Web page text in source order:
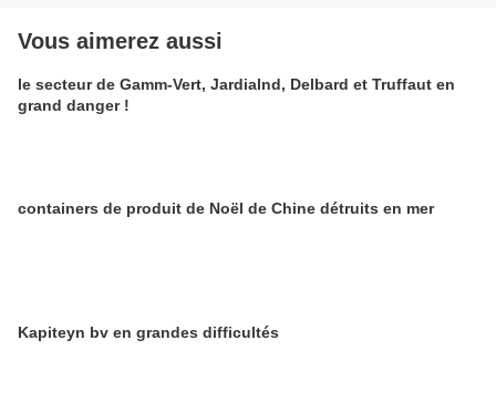
Vous aimerez aussi
le secteur de Gamm-Vert, Jardialnd, Delbard et Truffaut en
grand danger !
containers de produit de Noël de Chine détruits en mer
Kapiteyn bv en grandes difficultés